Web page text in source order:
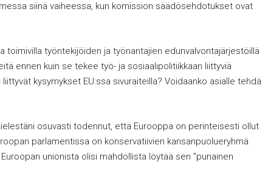
siinä vaiheessa, kun komission säädösehdotukset ovat
toimivilla työntekijöiden ja työnantajien edunvalvontajärjestöillä
ennen kuin se tekee työ- ja sosiaalipolitiikkaan liittyviä
kysymykset EU:ssa sivuraiteilla? Voidaanko asialle tehdä
osuvasti todennut, että Eurooppa on perinteisesti ollut
parlamentissa on konservatiivien kansanpuolueryhmä
unionista olisi mahdollista löytää sen ”punainen